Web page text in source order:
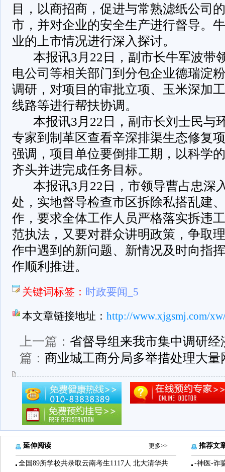
目，以商招商，促进与常熟滤纸公司
市，并对企业的安全生产进行督导。
业的上市情况进行深入探讨。
本报讯3月22日，副市长牛军波带
电公司等相关部门到分包企业德瑞淀
调研，对项目的审批立项、玉米深加
线路等进行帮扶协调。
本报讯3月22日，副市长刘士民与
专家到制革区查看辛深排渠生态修复
强调，项目单位要倒排工期，以科学
齐头并进完成任务目标。
本报讯3月22日，市领导曹占忠深
处，实地督导检查市区拆除私搭乱建
作，要求全体工作人员严格落实拆违
范执法，又要对群众讲明政策，争取
作中遇到的新问题、新情况及时向指
作顺利推进。
关键词标签： 时政要闻_5
本文章链接地址： http://www.xjgsmj.com/
上一篇： 省督导组来我市集中调研经
篇： 商业城工商分局多举措处理大量
延伸阅读 更多>>
全国89所学校共录取云南考生1117人 北大清华共
推荐文
-神医-诈